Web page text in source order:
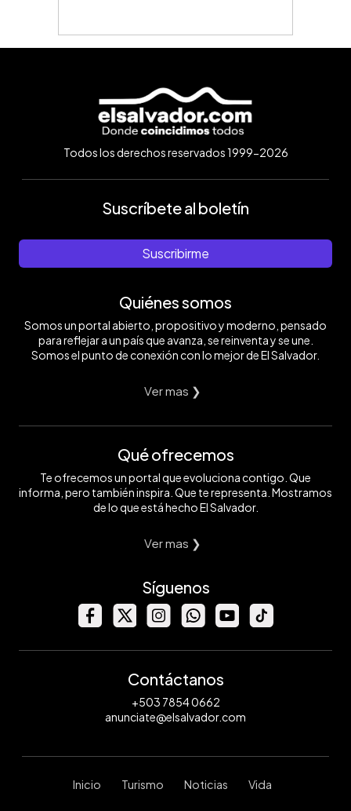
Todos los derechos reservados 1999-2026
Suscríbete al boletín
Suscribirme
Quiénes somos
Somos un portal abierto, propositivo y moderno, pensado
para reflejar a un país que avanza, se reinventa y se une.
Somos el punto de conexión con lo mejor de El Salvador.
Ver mas ❯
Qué ofrecemos
Te ofrecemos un portal que evoluciona contigo. Que
informa, pero también inspira. Que te representa. Mostramos
de lo que está hecho El Salvador.
Ver mas ❯
Síguenos
Contáctanos
+503 7854 0662
anunciate@elsalvador.com
Inicio Turismo Noticias Vida